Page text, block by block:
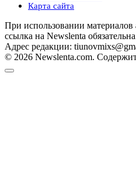
Карта сайта
При использовании материалов
ссылка на Newslenta
Адрес редакции:
© 2026 Newslenta.com.